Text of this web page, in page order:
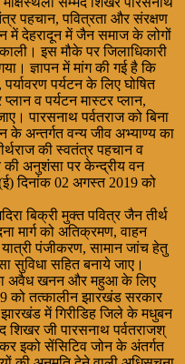
पहचान, पवित्रता और संरक्षण
में देहरादून में जैन समाज के लोगों
इस मौके पर जिलाधिकारी
ज्ञापन में मांग की गई है कि
पर्यटन के लिए घोषित
व पर्यटन मास्टर प्लान,
पारसनाथ पर्वतराज को बिना
अन्तर्गत वन्य जीव अभ्याण्य का
की स्वतंत्र पहचान व
की अनुशंसा पर केन्द्रीय वन
दिनांक 02 अगस्त 2019 को
बिक्री मुक्त पवित्र जैन तीर्थ
मार्ग को अतिक्रमण, वाहन
पंजीकरण, सामान जांच हेतु
सुविधा सहित बनाये जाए।
अवैध खनन और महुआ के लिए
को तत्कालीन झारखंड सरकार
झारखंड में गिरीडिह जिले के मधुबन
शिखर जी पारसनाथ पर्वतराजश्
इको सेंसिटिव जोन के अंतर्गत